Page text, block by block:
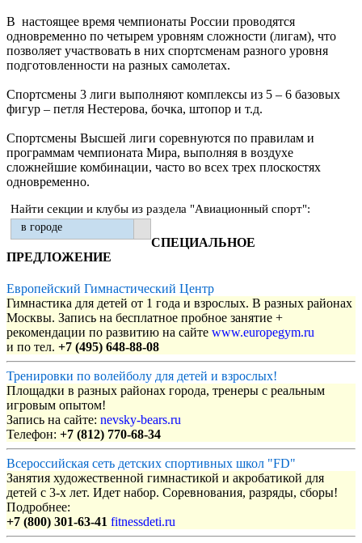
В настоящее время чемпионаты России проводятся
одновременно по четырем уровням сложности (лигам), что
позволяет участвовать в них спортсменам разного уровня
подготовленности на разных самолетах.
Спортсмены 3 лиги выполняют комплексы из 5 – 6 базовых
фигур – петля Нестерова, бочка, штопор и т.д.
Спортсмены Высшей лиги соревнуются по правилам и
программам чемпионата Мира, выполняя в воздухе
сложнейшие комбинации, часто во всех трех плоскостях
одновременно.
Найти секции и клубы из раздела "Авиационный спорт":
в городе
СПЕЦИАЛЬНОЕ
ПРЕДЛОЖЕНИЕ
Европейский Гимнастический Центр
Гимнастика для детей от 1 года и взрослых. В разных районах
Москвы. Запись на бесплатное пробное занятие +
рекомендации по развитию на сайте www.europegym.ru
и по тел. +7 (495) 648-88-08
Тренировки по волейболу для детей и взрослых!
Площадки в разных районах города, тренеры с реальным
игровым опытом!
Запись на сайте: nevsky-bears.ru
Телефон: +7 (812) 770-68-34
Всероссийская сеть детских спортивных школ "FD"
Занятия художественной гимнастикой и акробатикой для
детей с 3-х лет. Идет набор. Соревнования, разряды, сборы!
Подробнее:
+7 (800) 301-63-41 fitnessdeti.ru